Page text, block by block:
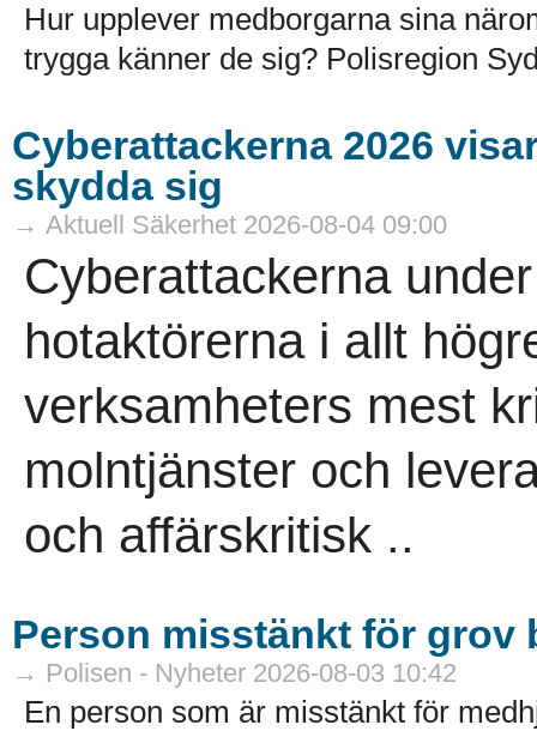
Hur upplever medborgarna sina
trygga känner de sig? Polisregion
Cyberattackerna 2026
skydda sig
→ Aktuell Säkerhet 2026-08-04 09:00
Cyberattackerna
hotaktörerna i allt
verksamheters mest
molntjänster och
och affärskritisk ..
Person misstänkt för grov
→ Polisen - Nyheter 2026-08-03 10:42
En person som är misstänkt för